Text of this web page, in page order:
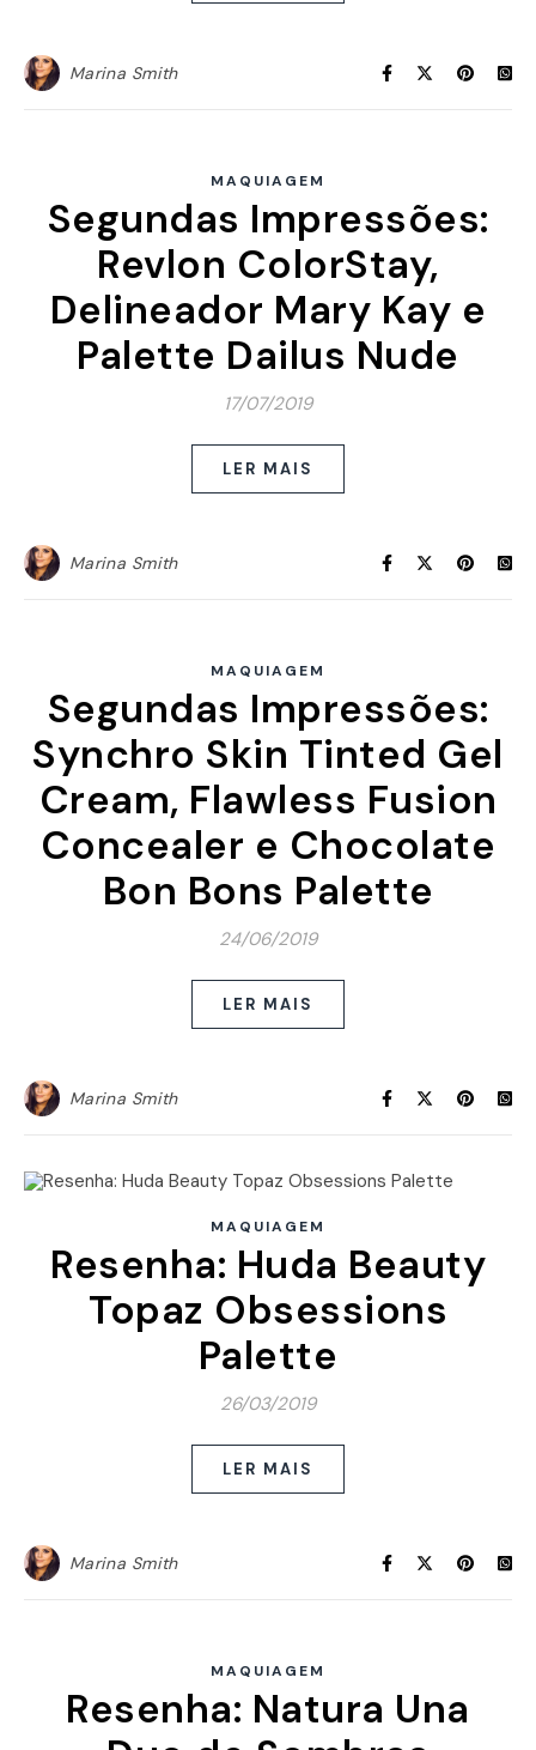
Marina Smith
MAQUIAGEM
Segundas Impressões:
Revlon ColorStay,
Delineador Mary Kay e
Palette Dailus Nude
17/07/2019
LER MAIS
Marina Smith
MAQUIAGEM
Segundas Impressões:
Synchro Skin Tinted Gel
Cream, Flawless Fusion
Concealer e Chocolate
Bon Bons Palette
24/06/2019
LER MAIS
Marina Smith
MAQUIAGEM
Resenha: Huda Beauty
Topaz Obsessions
Palette
26/03/2019
LER MAIS
Marina Smith
MAQUIAGEM
Resenha: Natura Una